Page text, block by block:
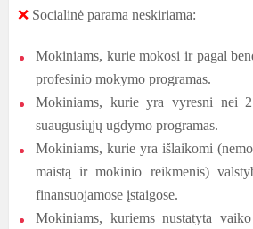
❌ Socialinė parama neskiriama:
Mokiniams, kurie mokosi ir pagal
profesinio mokymo programas.
Mokiniams, kurie yra vyresni nei
suaugusiųjų ugdymo programas.
Mokiniams, kurie yra išlaikomi
maistą ir mokinio reikmenis)
finansuojamose įstaigose.
Mokiniams, kuriems nustatyta